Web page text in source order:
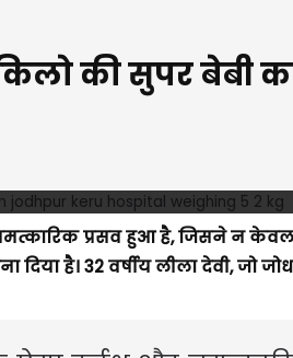
की सुपर बेबी
प्रसव हुआ है, जिसने न केवल
है। 32 वर्षीय लीला देवी, जो